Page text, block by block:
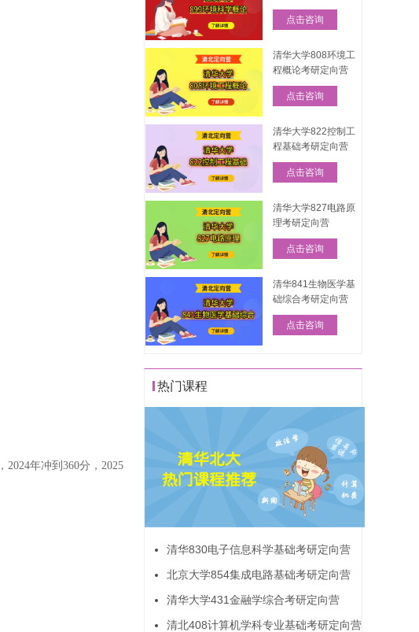
年冲到360分，2025
点击咨询
清华大学808环境工
程概论考研定向营
点击咨询
清华大学822控制工
程基础考研定向营
点击咨询
清华大学827电路原
理考研定向营
点击咨询
清华841生物医学基
础综合考研定向营
点击咨询
热门课程
清华830电子信息科学基础考研定向营
北京大学854集成电路基础考研定向营
清华大学431金融学综合考研定向营
清北408计算机学科专业基础考研定向营